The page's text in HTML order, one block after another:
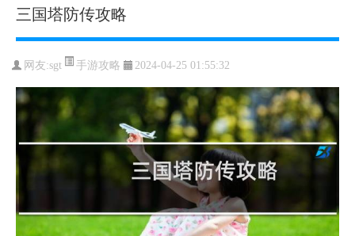
三国塔防传攻略
网友:sgt 手游攻略 2024-04-25 01:55:32